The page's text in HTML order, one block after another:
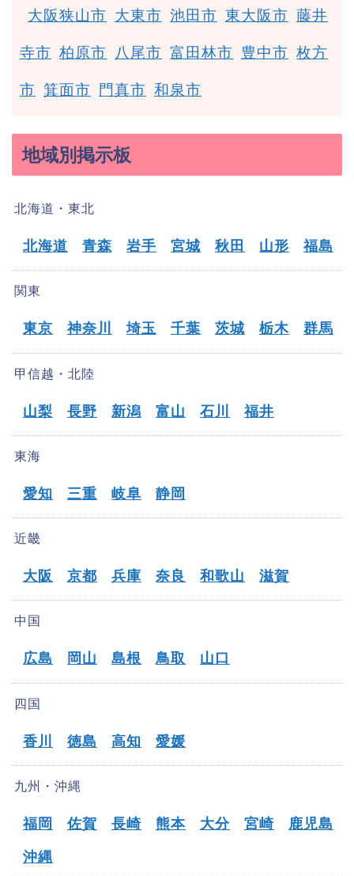
大阪狭山市 大東市 池田市 東大阪市 藤井
寺市 柏原市 八尾市 富田林市 豊中市 枚方
市 箕面市 門真市 和泉市
地域別掲示板
北海道・東北
北海道 青森 岩手 宮城 秋田 山形 福島
関東
東京 神奈川 埼玉 千葉 茨城 栃木 群馬
甲信越・北陸
山梨 長野 新潟 富山 石川 福井
東海
愛知 三重 岐阜 静岡
近畿
大阪 京都 兵庫 奈良 和歌山 滋賀
中国
広島 岡山 島根 鳥取 山口
四国
香川 徳島 高知 愛媛
九州・沖縄
福岡 佐賀 長崎 熊本 大分 宮崎 鹿児島
沖縄